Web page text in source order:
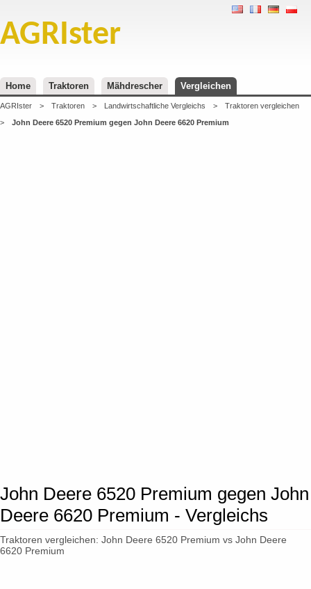
AGRIster
Home Traktoren Mähdrescher Vergleichen
AGRIster > Traktoren > Landwirtschaftliche Vergleichs >
Traktoren vergleichen
>
John Deere 6520 Premium gegen John Deere 6620 Premium
John Deere 6520 Premium gegen John
Deere 6620 Premium - Vergleichs
Traktoren vergleichen: John Deere 6520 Premium vs John Deere
6620 Premium